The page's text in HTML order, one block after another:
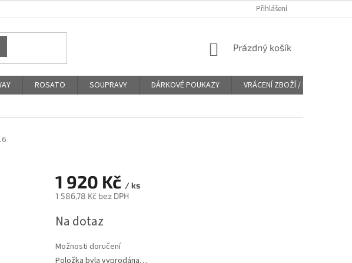
Přihlášení
NÁKUPNÍ
Prázdný košík
ROSATO SOUPRAVY DÁRKOVÉ POUKAZY
VRÁCENÍ ZBOŽÍ / REKLAMACE
1 920 Kč / ks
1 586,78 Kč bez DPH
cena:
Na dotaz
Možnosti doručení